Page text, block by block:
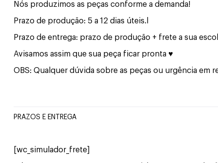
Nós produzimos as peças conforme a demanda!
Prazo de produção: 5 a 12 dias úteis.l
Prazo de entrega: prazo de produção + frete a sua
Avisamos assim que sua peça ficar pronta ♥
OBS: Qualquer dúvida sobre as peças ou urgência em
PRAZOS E ENTREGA
[wc_simulador_frete]